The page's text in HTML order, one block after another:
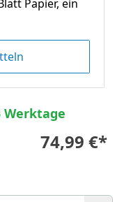
Papier, ein
74,99 €*